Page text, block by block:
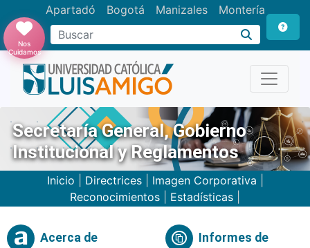
Apartadó Bogotá Manizales Montería
Buscar
Nos
Cuidamos
Secretaría General, Gobierno
Institucional y Reglamentos
Inicio Directrices| Imagen Corporativa
Reconocimientos
Estadísticas
Acerca de Informes de